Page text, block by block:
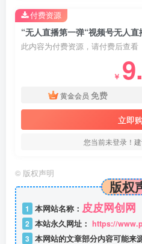
此内容为付费资源，请付费后查看
￥
黄金会员 免费
立即
您当前未登录！
付费资源
© 版权声明
版权
1 本网站名称： 皮皮网创网
2 本站永久网址： https://
3 本网站的文章部分内容可能来